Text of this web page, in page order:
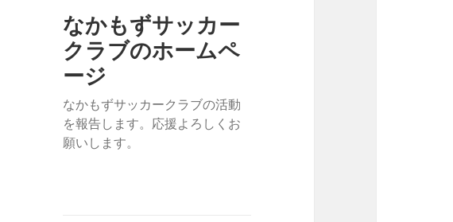
なかもずサッカー
クラブのホームペ
ージ
なかもずサッカークラブの活動
を報告します。応援よろしくお
願いします。